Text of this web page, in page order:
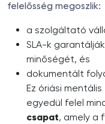
felelősség megoszlik:
a szolgáltató
SLA-k
minőségét, és
dokumentált
Ez óriási
egyedül felel
csapat, amely a